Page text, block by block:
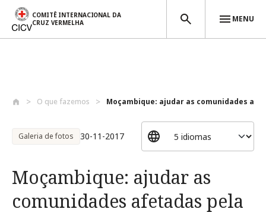
COMITÊ INTERNACIONAL DA
CRUZ VERMELHA
MENU
O que fazemos Moçambique: ajudar as comunidades
Galeria de fotos 30-11-2017
Moçambique: ajudar as
comunidades afetadas pela